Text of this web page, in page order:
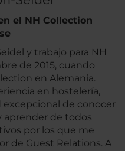
el NH Collection
y trabajo para NH
de 2015, cuando
en Alemania.
en hostelería,
de conocer
aprender de todos
por los que me
de Guest Relations. A